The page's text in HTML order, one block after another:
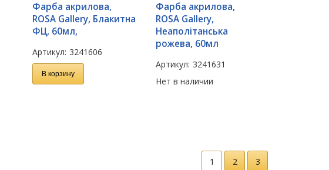
Фарба акрилова,
ROSA Gallery, Блакитна
ФЦ, 60мл,
Артикул: 3241606
В корзину
Фарба акрилова,
ROSA Gallery,
Неаполітанська
рожева, 60мл
Артикул: 3241631
Нет в наличии
1 2 3